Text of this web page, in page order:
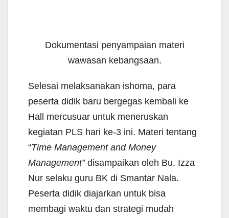
Dokumentasi penyampaian materi
wawasan kebangsaan.
Selesai melaksanakan ishoma, para
peserta didik baru bergegas kembali ke
Hall mercusuar untuk meneruskan
kegiatan PLS hari ke-3 ini. Materi tentang
“Time Management and Money
Management” disampaikan oleh Bu. Izza
Nur selaku guru BK di Smantar Nala.
Peserta didik diajarkan untuk bisa
membagi waktu dan strategi mudah